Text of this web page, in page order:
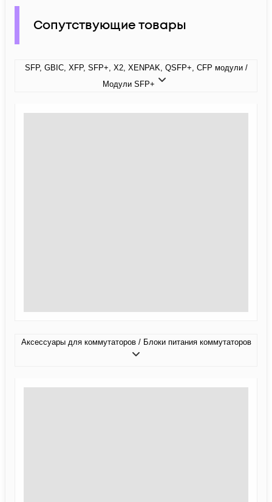
Сопутствующие товары
SFP, GBIC, XFP, SFP+, X2, XENPAK, QSFP+, CFP модули /
Модули SFP+
Аксессуары для коммутаторов / Блоки питания коммутаторов